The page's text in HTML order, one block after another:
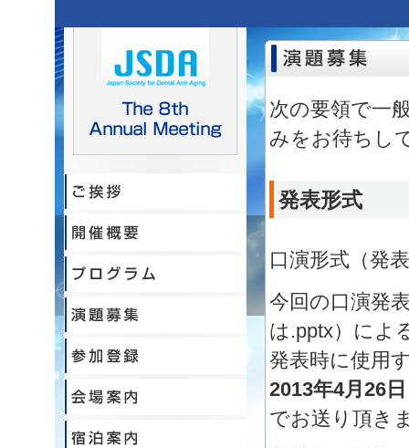
次の要領で一
みをお待ちし
発表形式
口演形式（発
今回の口演発
は.pptx）によ
発表時に使用
2013年4月26
でお送り頂き